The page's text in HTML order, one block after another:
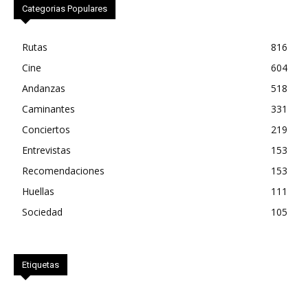
Categorias Populares
Rutas
816
Cine
604
Andanzas
518
Caminantes
331
Conciertos
219
Entrevistas
153
Recomendaciones
153
Huellas
111
Sociedad
105
Etiquetas